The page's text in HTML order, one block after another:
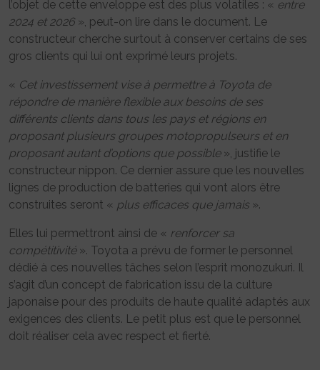
l’objet de cette enveloppe est des plus volatiles : « entre
2024 et 2026», peut-on lire dans le document. Le
constructeur cherche surtout à conserver certains de ses
gros clients qui lui ont exprimé leurs projets.
« Cet investissement vise à permettre à Toyota de
répondre de manière flexible aux besoins de ses
différents clients dans tous les pays et régions en
proposant plusieurs groupes motopropulseurs et en
proposant autant d’options que possible», justifie le
constructeur nippon. Ce dernier assure que les nouvelles
lignes de production de batteries qui vont alors être
construites seront « plus efficaces que jamais».
Elles lui permettront ainsi de « renforcer sa
compétitivité». Toyota a prévu de former le personnel
dédié à ces nouvelles tâches selon l’esprit monozukuri. Il
s’agit d’un concept de fabrication issu de la culture
japonaise pour des produits de haute qualité adaptés aux
exigences des clients. Le petit plus est que le personnel
doit réaliser cela avec respect et fierté.